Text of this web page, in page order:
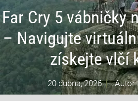
Far Cry 5 vábničky
– Navigujte
získejte vlčí
20 dubna, 2026 Autor